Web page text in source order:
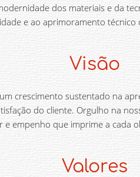
dos materiais e da
e ao aprimoramento
Visão
crescimento sustentado na
do cliente. Orgulho na
e empenho que imprime a cada
Valores